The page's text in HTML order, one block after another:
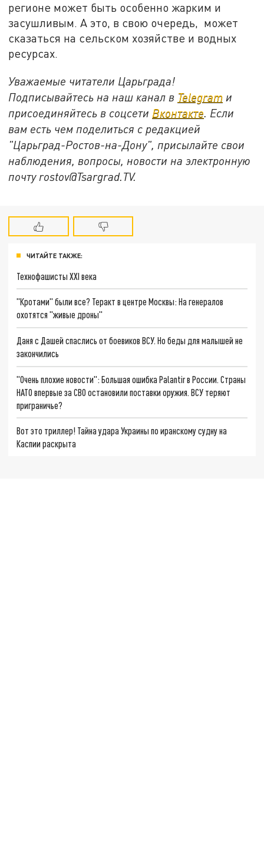
регионе может быть особенно жарким и
засушливым. А это, в свою очередь, может
сказаться на сельском хозяйстве и водных
ресурсах.
Уважаемые читатели Царьграда!
Подписывайтесь на наш канал в Telegram и
присоединяйтесь в соцсети Вконтакте. Если
вам есть чем поделиться с редакцией
"Царьград-Ростов-на-Дону", присылайте свои
наблюдения, вопросы, новости на электронную
почту rostov@Tsargrad.ТV.
ЧИТАЙТЕ ТАКЖЕ:
Технофашисты XXI века
"Кротами" были все? Теракт в центре Москвы: На генералов
охотятся "живые дроны"
Даня с Дашей спаслись от боевиков ВСУ. Но беды для малышей не
закончились
"Очень плохие новости": Большая ошибка Palantir в России. Страны
НАТО впервые за СВО остановили поставки оружия. ВСУ теряют
приграничье?
Вот это триллер! Тайна удара Украины по иранскому судну на
Каспии раскрыта